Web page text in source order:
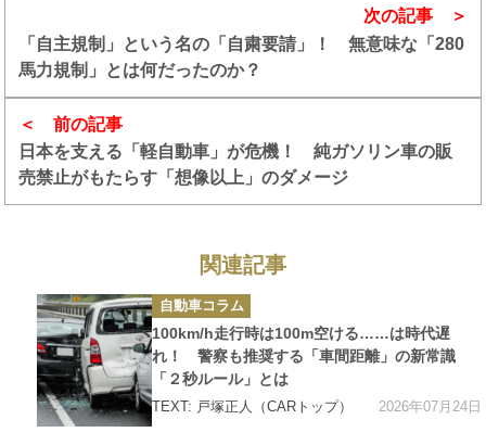
前の記事
日本を支える「軽自動車」が危機！ 純ガソリン車の販
売禁止がもたらす「想像以上」のダメージ
次の記事
「自主規制」という名の「自粛要請」！ 無意味な「280
馬力規制」とは何だったのか？
関連記事
カ
テ
ゴ
リ
ー
自動車コラム
100km/h走行時は100m空ける……は時代遅
れ！ 警察も推奨する「車間距離」の新常識
「２秒ルール」とは
TEXT: 戸塚正人（CARトップ） 2026年07月24日